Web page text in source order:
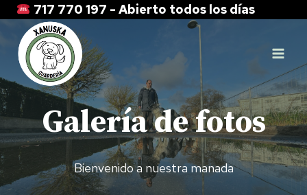
Saltar
contenido
717 770 197 - Abierto todos los días
Galería de fotos
Bienvenido a nuestra manada